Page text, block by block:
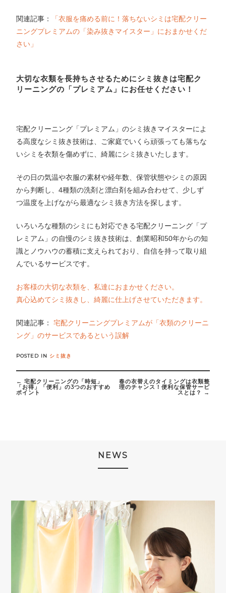
関連記事：
「衣服を痛める前に！落ちないシミは宅配クリー
ニングプレミアムの「染み抜きマイスター」におまかせくだ
さい」
大切な衣類を長持ちさせるためにシミ抜きは宅配ク
リーニングの「プレミアム」にお任せください！
宅配クリーニング「プレミアム」のシミ抜きマイスターによ
る高度なシミ抜き技術は、ご家庭でいくら頑張っても落ちな
いシミを衣類を傷めずに、綺麗にシミ抜きいたします。
その日の気温や衣服の素材や経年数、保管状態やシミの原因
から判断し、4種類の洗剤と漂白剤を組み合わせて、少しず
つ温度を上げながら最適なシミ抜き方法を探します。
いろいろな種類のシミにも対応できる宅配クリーニング「プ
レミアム」の自慢のシミ抜き技術は、創業昭和50年からの知
識とノウハウの蓄積に支えられており、自信を持って取り組
んでいるサービスです。
お客様の大切な衣類を、私達におまかせください。
真心込めてシミ抜きし、綺麗に仕上げさせていただきます。
関連記事：
宅配クリーニングプレミアムが「衣類のクリーニ
ング」のサービスであるという誤解
POSTED IN シミ抜き
navigation
← 宅配クリーニングの「時短」
「お得」「便利」の3つのおすすめ
ポイント
春の衣替えのタイミングは衣類整
理のチャンス！便利な保管サービ
スとは？ →
NEWS